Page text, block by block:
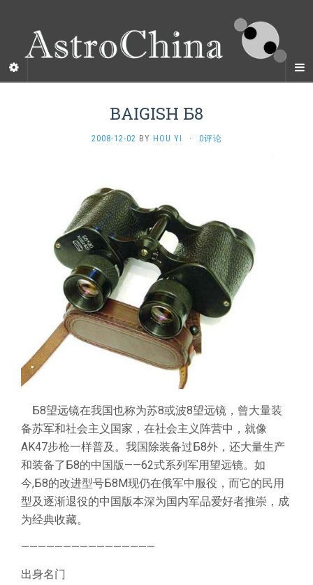
BAIGISH Б8
2008-12-02 BY HOU YI · 0评论
Б8望远镜在我国也称为苏8或波8望远镜，曾大量装
备苏军和社会主义国家，在社会主义阵营中，就像
AK47步枪一样普及。我国除装备过Б8外，还大量生产
和装备了Б8的中国版——62式系列军用望远镜。如
今,Б8的改进型号Б8M现仍在俄军中服役，而它的民用
型及逐渐退役的中国版本深为国内军品爱好者推崇，成
为经典收藏。
————————————————
出身名门